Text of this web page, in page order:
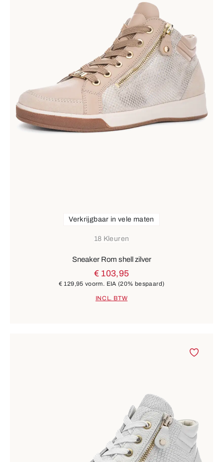
18 Kleuren
Verkrijgbaar in vele maten
Sneaker Rom shell zilver
€ 103,95
€ 129,95 voorm. EIA(20% bespaard)
INCL. BTW